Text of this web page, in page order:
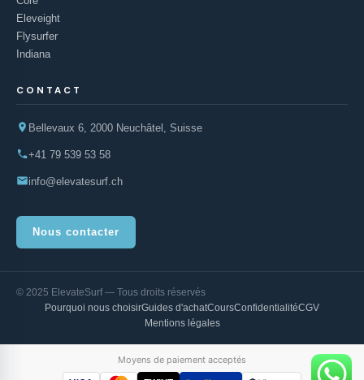
Eleveight
Flysurfer
Indiana
CONTACT
Bellevaux 6, 2000 Neuchâtel, Suisse
+41 79 539 53 58
info@elevatesurf.ch
Nous contacter
© 2025 ElevateSurf — Tous droits réservés
Pourquoi nous choisirGuides d'achatCoursConfidentialitéCGV
Mentions légales
Moyens de paiement acceptés